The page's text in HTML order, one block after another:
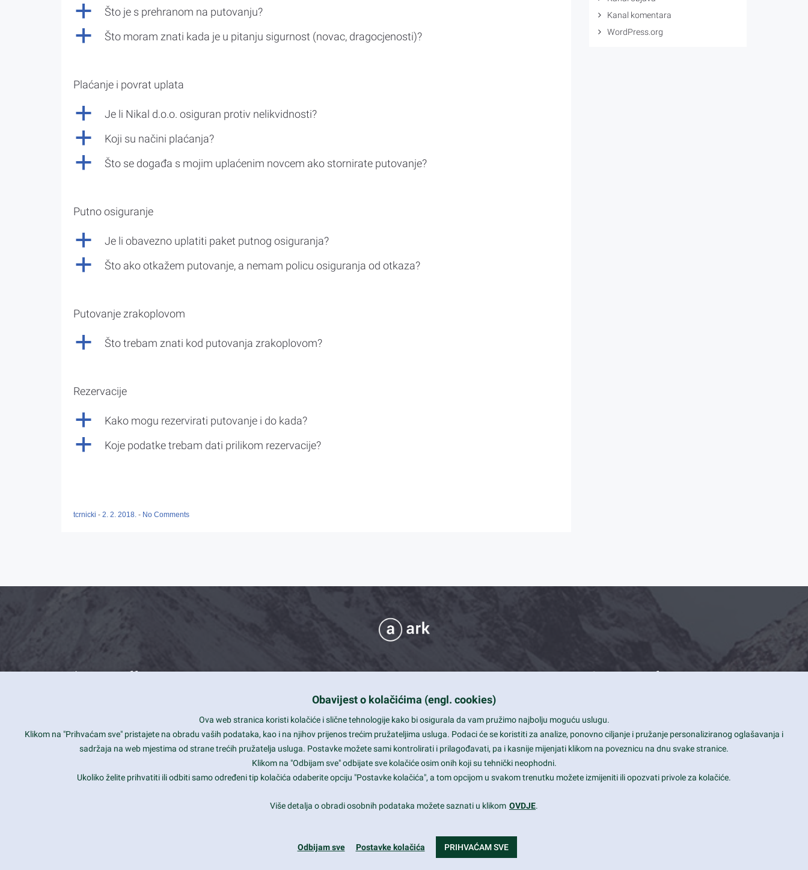
a Što je s prehranom na putovanju?
a Što moram znati kada je u pitanju sigurnost (novac, dragocjenosti)?
Plaćanje i povrat uplata
a Je li Nikal d.o.o. osiguran protiv nelikvidnosti?
a Koji su načini plaćanja?
a Što se događa s mojim uplaćenim novcem ako stornirate putovanje?
Putno osiguranje
a Je li obavezno uplatiti paket putnog osiguranja?
a Što ako otkažem putovanje, a nemam policu osiguranja od otkaza?
Putovanje zrakoplovom
a Što trebam znati kod putovanja zrakoplovom?
Rezervacije
a Kako mogu rezervirati putovanje i do kada?
a Koje podatke trebam dati prilikom rezervacije?
tcrnicki - 2. 2. 2018. - No Comments
Kanal komentara
WordPress.org
What we offer
Is your website user friendly?
Ark offers weekly stunning designs.
Why our customers love Ark?
Smart and beautiful design
Unlimited Eelements
Mobile ready
Contact Info
View, CA 94043
+1 650-253-0000
Daily: 9:00 am - 6:00 pm
Obavijest o kolačićima (engl. cookies)
Ova web stranica koristi kolačiće i slične tehnologije kako bi osigurala da vam pružimo najbolju moguću uslugu.
Klikom na "Prihvaćam sve" pristajete na obradu vaših podataka, kao i na njihov prijenos trećim pružateljima usluga. Podaci će se koristiti za analize, ponovno ciljanje i pružanje personaliziranog oglašavanja i
sadržaja na web mjestima od strane trećih pružatelja usluga. Postavke možete sami kontrolirati i prilagođavati, pa i kasnije mijenjati klikom na poveznicu na dnu svake stranice.
Klikom na "Odbijam sve" odbijate sve kolačiće osim onih koji su tehnički neophodni.
Ukoliko želite prihvatiti ili odbiti samo određeni tip kolačića odaberite opciju "Postavke kolačića", a tom opcijom u svakom trenutku možete izmijeniti ili opozvati privole za kolačiće.
Više detalja o obradi osobnih podataka možete saznati u klikom OVDJE.
Odbijam sve Postavke kolačića PRIHVAĆAM SVE